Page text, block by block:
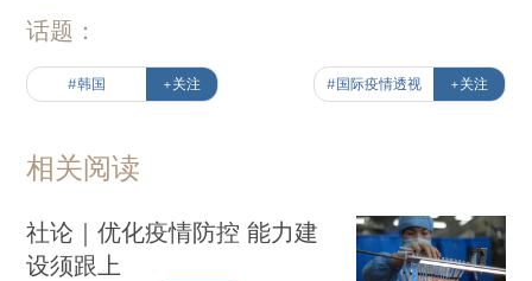
话题：
#韩国 +关注 #国际疫情透视 +关注
相关阅读
社论｜优化疫情防控 能力建
设须跟上